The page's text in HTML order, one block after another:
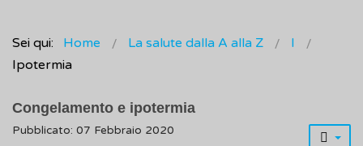
Sei qui: Home La salute dalla A alla Z
I
Ipotermia
Congelamento e ipotermia
Pubblicato: 07 Febbraio 2020